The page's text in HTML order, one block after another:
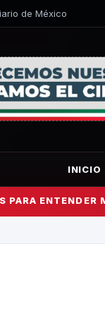
de México
INICIO
PARA ENTENDER